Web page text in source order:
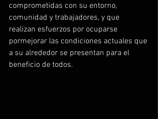
comprometidas con su entorno,
comunidad y trabajadores, y que
realizan esfuerzos por ocuparse
pormejorar las condiciones actuales que
a su alrededor se presentan para el
beneficio de todos.